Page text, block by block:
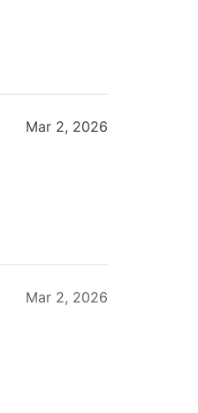
Mar 2, 2026
Mar 2, 2026